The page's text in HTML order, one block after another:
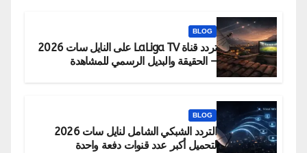
BLOG
تردد قناة LaLiga TV على النايل سات 2026
– الحقيقة والبديل الرسمي للمشاهدة
BLOG
التردد الشبكي الشامل لنايل سات 2026
لتحميل أكبر عدد قنوات دفعة واحدة